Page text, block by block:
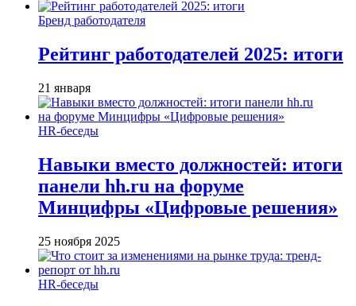
Бренд работодателя
Рейтинг работодателей 2025: итоги
21 января
HR-беседы
Навыки вместо должностей: итоги
панели hh.ru на форуме
Минцифры «Цифровые решения»
25 ноября 2025
HR-беседы